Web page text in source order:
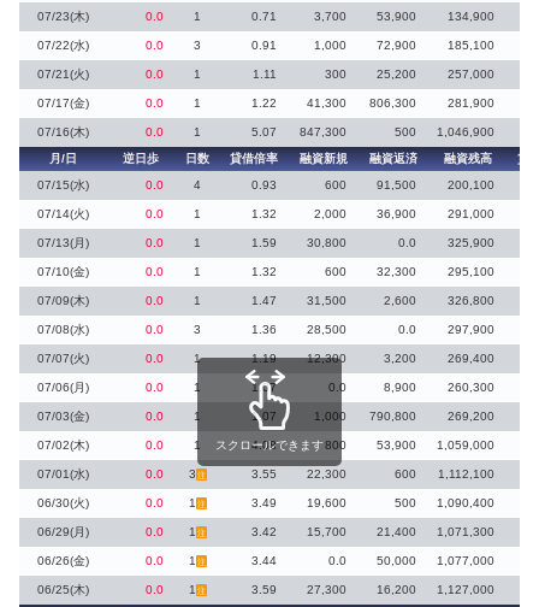
07/23(木) 0.0 1 0.71 3,700 53,900 134,900
07/22(水) 0.0 3 0.91 1,000 72,900 185,100
07/21(火) 0.0 1 1.11 300 25,200 257,000
07/17(金) 0.0 1 1.22 41,300 806,300 281,900
07/16(木) 0.0 1 5.07 847,300 500
1,046,900
月/日
逆日歩 日数 貸借倍率 融資新規 融資返済 融資残高
貸
07/15(水)
0.0 4 0.93 600 91,500 200,100
07/14(火) 0.0 1 1.32 2,000 36,900 291,000
07/13(月) 0.0 1 1.59 30,800 0.0 325,900
07/10(金) 0.0 1 1.32 600 32,300 295,100
07/09(木) 0.0 1 1.47 31,500 2,600 326,800
07/08(水) 0.0 3 1.36 28,500 0.0 297,900
07/07(火) 0.0 1 1.19 12,300 3,200 269,400
07/06(月) 0.0 1 1.07 0.0 8,900 260,300
07/03(金) 0.0 1 1.07 1,000 790,800 269,200
07/02(木) 0.0 1 4.08 800 53,900 1,059,000
07/01(水) 0.0 3 注 3.55 22,300 600 1,112,100
06/30(火) 0.0 1 注 3.49 19,600 500 1,090,400
06/29(月) 0.0 1 注 3.42 15,700 21,400 1,071,300
06/26(金) 0.0 1 注 3.44 0.0 50,000 1,077,000
06/25(木) 0.0 1 注 3.59 27,300 16,200
1,127,000
スクロールできます